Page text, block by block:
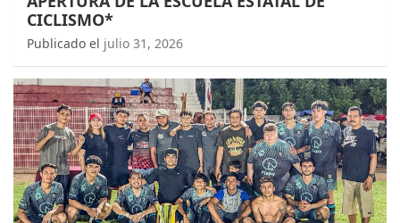
CICLISMO*
Publicado el julio 31, 2026